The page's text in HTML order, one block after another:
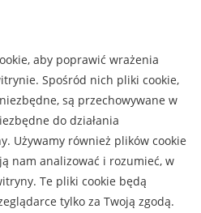
aby poprawić wrażenia
Spośród nich pliki cookie,
są przechowywane w
do działania
Używamy również plików cookie
nam analizować i rozumieć, w
Te pliki cookie będą
tylko za Twoją zgodą.